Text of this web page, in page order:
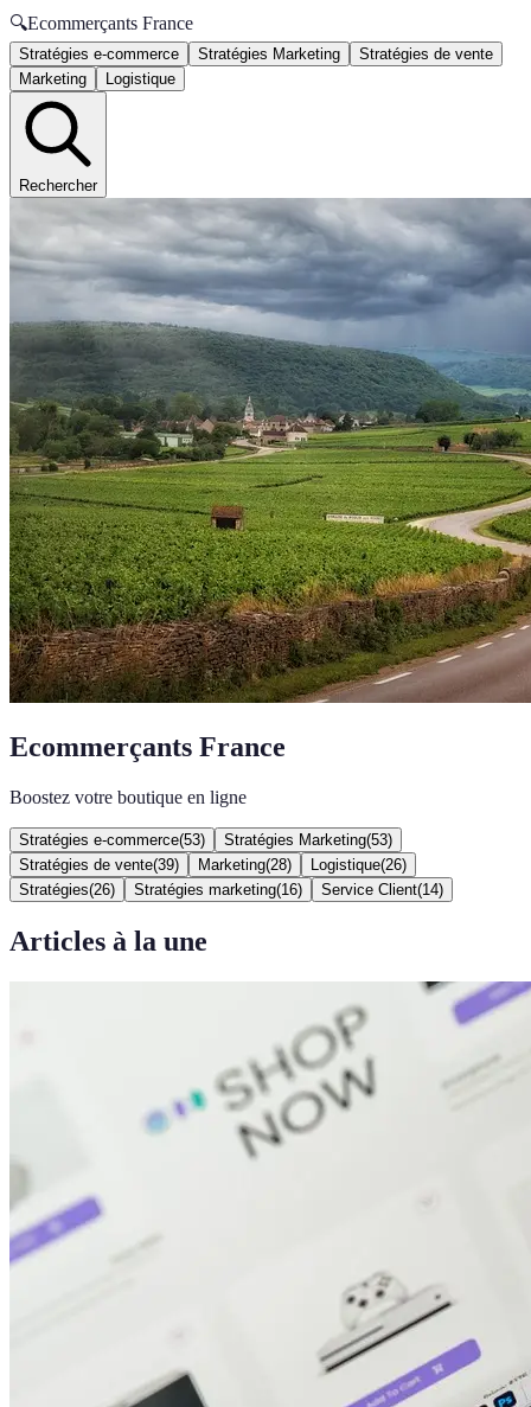
🔍Ecommerçants France
Stratégies e-commerce Stratégies Marketing
Stratégies de vente
Marketing
Logistique
Rechercher
Ecommerçants France
Boostez votre boutique en ligne
Stratégies e-commerce(53) Stratégies Marketing(53)
Stratégies de vente(39) Marketing(28) Logistique(26)
Stratégies(26) Stratégies marketing(16) Service Client(14)
Articles à la une